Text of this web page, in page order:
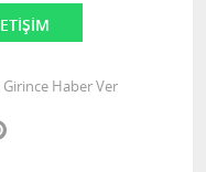
Girince Haber Ver